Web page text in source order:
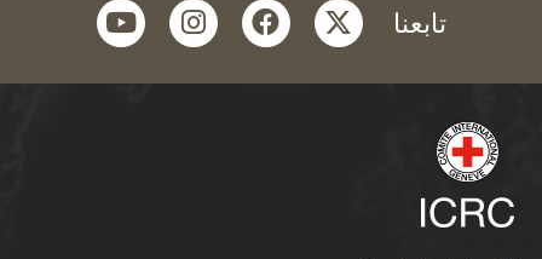
تابعنا twitter
facebook
instagram
youtube